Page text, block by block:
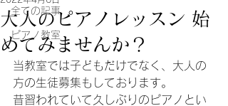
全ての記事
ピアノ教室
大人のピアノレッスン 始
めてみませんか？
当教室では子どもだけでなく、大人の
方の生徒募集もしております。
昔習われていて久しぶりのピアノとい